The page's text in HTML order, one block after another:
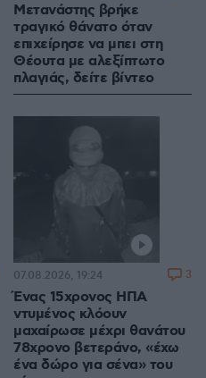
Μετανάστης βρήκε
τραγικό θάνατο όταν
επιχείρησε να μπει στη
Θέουτα με αλεξίπτωτο
πλαγιάς, δείτε βίντεο
Ένας 15χρονος ΗΠΑ
ντυμένος κλόουν
μαχαίρωσε μέχρι θανάτου
78χρονο βετεράνο, «έχω
ένα δώρο για σένα» του
07.08.2026, 19:24 3